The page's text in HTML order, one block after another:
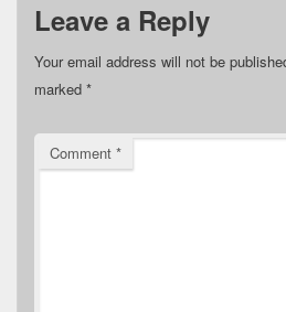
Leave a Reply
Your email address will not be
marked *
Comment *